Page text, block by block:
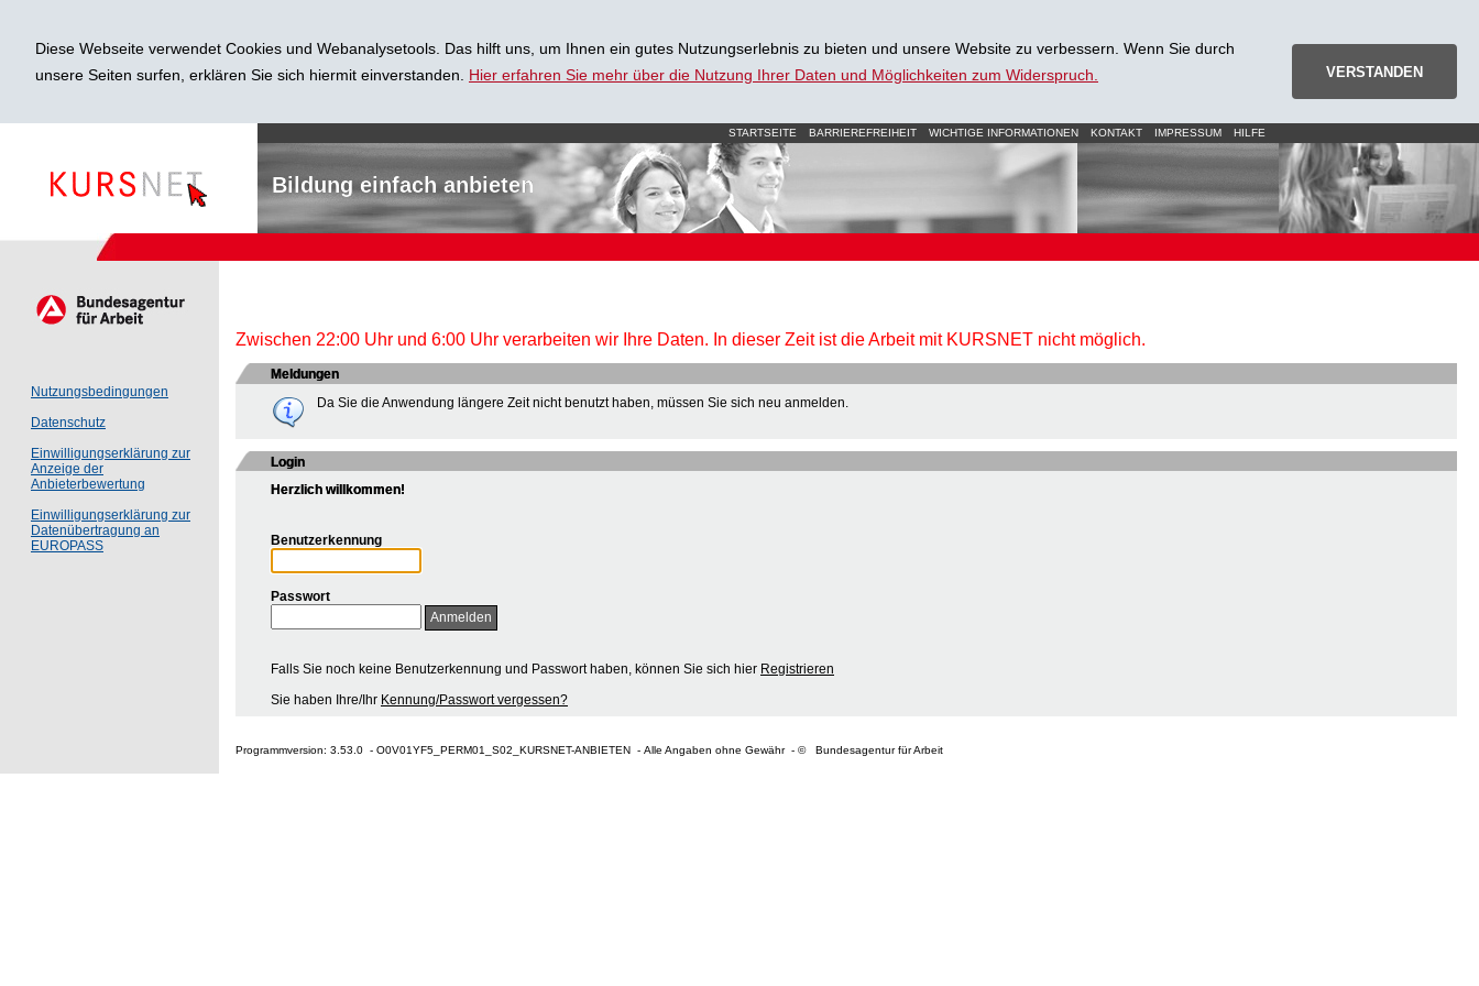
Diese Webseite verwendet Cookies und Webanalysetools. Das hilft uns, um Ihnen ein gutes Nutzungserlebnis zu bieten und unsere Website zu verbessern. Wenn Sie durch
unsere Seiten surfen, erklären Sie sich hiermit einverstanden. Hier erfahren Sie mehr über die Nutzung Ihrer Daten und Möglichkeiten zum Widerspruch. VERSTANDEN
STARTSEITE BARRIEREFREIHEIT WICHTIGE INFORMATIONEN KONTAKT IMPRESSUM HILFE
Bildung einfach anbieten
Nutzungsbedingungen
Datenschutz
Einwilligungserklärung zur
Anzeige der
Anbieterbewertung
Einwilligungserklärung zur
Datenübertragung an
EUROPASS
Zwischen 22:00 Uhr und 6:00 Uhr verarbeiten wir Ihre Daten. In dieser Zeit ist die Arbeit mit KURSNET nicht möglich.
Meldungen
Da Sie die Anwendung längere Zeit nicht benutzt haben, müssen Sie sich neu anmelden.
Login
Herzlich willkommen!
Benutzerkennung
Passwort
Falls Sie noch keine Benutzerkennung und Passwort haben, können Sie sich hier Registrieren
Sie haben Ihre/Ihr Kennung/Passwort vergessen?
Programmversion: 3.53.0 - O0V01YF5_PERM01_S02_KURSNET-ANBIETEN - Alle Angaben ohne Gewähr - © Bundesagentur für Arbeit